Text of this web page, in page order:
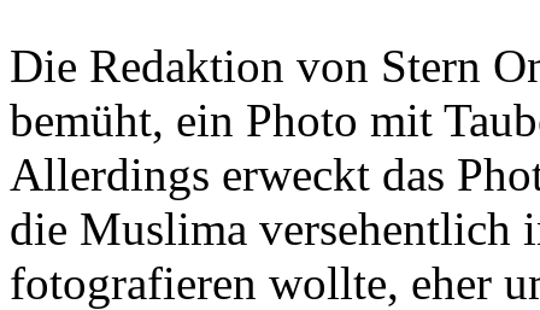
Die Redaktion von Stern
bemüht, ein Photo mit
Allerdings erweckt das
die Muslima versehentlich
fotografieren wollte, eher